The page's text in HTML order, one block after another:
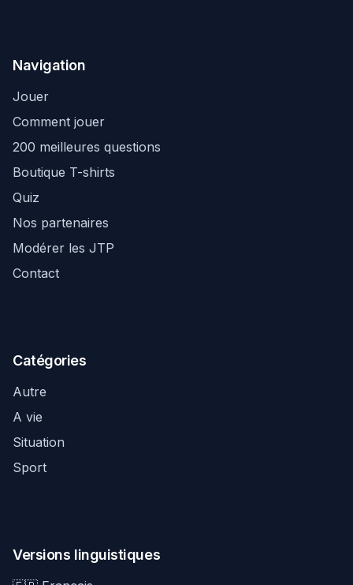
Navigation
Jouer
Comment jouer
200 meilleures questions
Boutique T-shirts
Quiz
Nos partenaires
Modérer les JTP
Contact
Catégories
Autre
A vie
Situation
Sport
Versions linguistiques